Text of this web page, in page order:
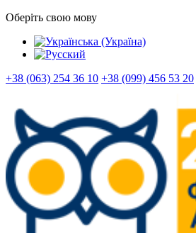
Оберіть свою мову
+38 (063) 254 36 10 +38 (099) 456 53 20